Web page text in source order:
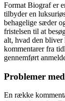
Format Biograf er
tilbyder en
behagelige sæder
fristelsen til at
alt, hvad den
kommentarer fra
gennemført
Problemer
En række